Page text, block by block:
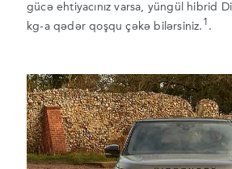
gücə ehtiyacınız varsa, yüngül hibrid
kg-a qədər qoşqu çəkə bilərsiniz. 1 .